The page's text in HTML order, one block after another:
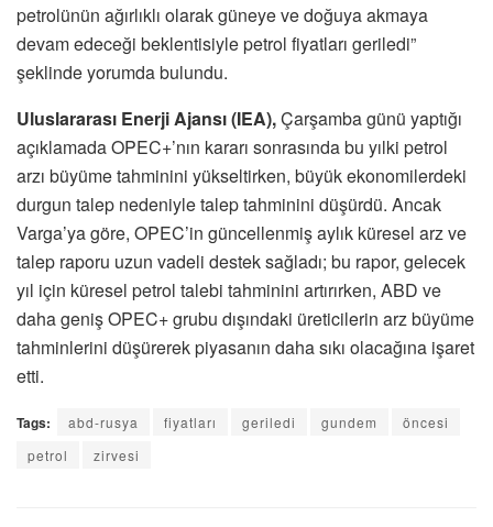
petrolünün ağırlıklı olarak güneye ve doğuya akmaya
devam edeceği beklentisiyle petrol fiyatları geriledi”
şeklinde yorumda bulundu.
Uluslararası Enerji Ajansı (IEA),Çarşamba günü yaptığı
açıklamada OPEC+’nın kararı sonrasında bu yılki petrol
arzı büyüme tahminini yükseltirken, büyük ekonomilerdeki
durgun talep nedeniyle talep tahminini düşürdü. Ancak
Varga’ya göre, OPEC’in güncellenmiş aylık küresel arz ve
talep raporu uzun vadeli destek sağladı; bu rapor, gelecek
yıl için küresel petrol talebi tahminini artırırken, ABD ve
daha geniş OPEC+ grubu dışındaki üreticilerin arz büyüme
tahminlerini düşürerek piyasanın daha sıkı olacağına işaret
etti.
Tags: abd-rusya fiyatları geriledi gundem
öncesi
petrol
zirvesi